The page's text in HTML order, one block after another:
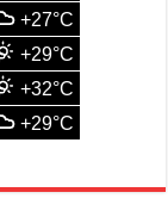
+27°C
+29°C
+32°C
+29°C